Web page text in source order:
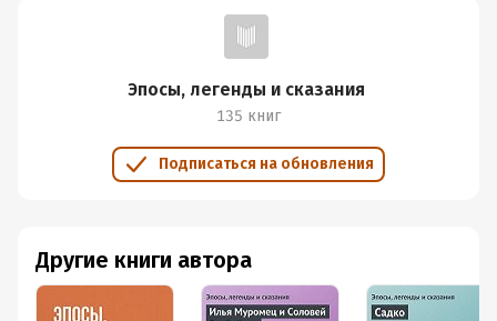
Эпосы, легенды и сказания
135 книг
Подписаться на обновления
Другие книги автора